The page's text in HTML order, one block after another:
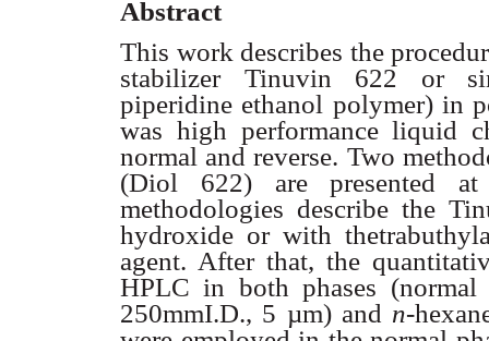
Abstract
This work describes the
stabilizer Tinuvin 622 or
piperidine ethanol polymer) in
was high performance liquid
normal and reverse. Two
(Diol 622) are presented
methodologies describe the
hydroxide or with
agent. After that, the
HPLC in both phases
250mmI.D., 5 µm) and n-